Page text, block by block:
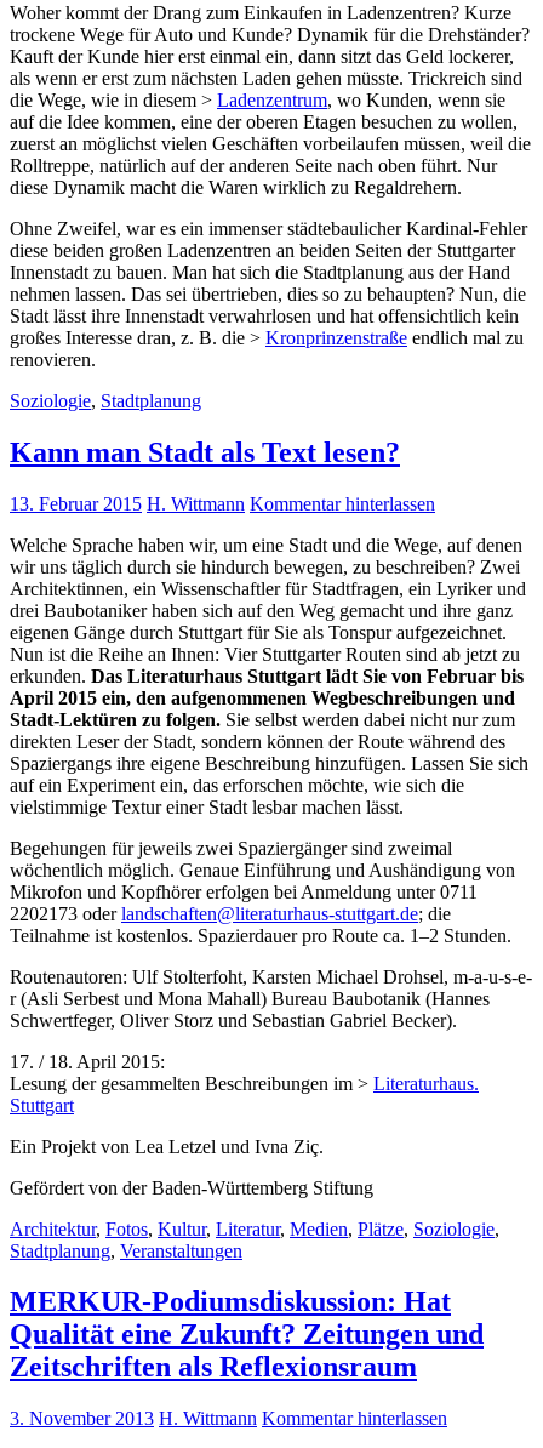
Woher kommt der Drang zum Einkaufen in Ladenzentren? Kurze
trockene Wege für Auto und Kunde? Dynamik für die Drehständer?
Kauft der Kunde hier erst einmal ein, dann sitzt das Geld lockerer,
als wenn er erst zum nächsten Laden gehen müsste. Trickreich sind
die Wege, wie in diesem > Ladenzentrum, wo Kunden, wenn sie
auf die Idee kommen, eine der oberen Etagen besuchen zu wollen,
zuerst an möglichst vielen Geschäften vorbeilaufen müssen, weil die
Rolltreppe, natürlich auf der anderen Seite nach oben führt. Nur
diese Dynamik macht die Waren wirklich zu Regaldrehern.
Ohne Zweifel, war es ein immenser städtebaulicher Kardinal-Fehler
diese beiden großen Ladenzentren an beiden Seiten der Stuttgarter
Innenstadt zu bauen. Man hat sich die Stadtplanung aus der Hand
nehmen lassen. Das sei übertrieben, dies so zu behaupten? Nun, die
Stadt lässt ihre Innenstadt verwahrlosen und hat offensichtlich kein
großes Interesse dran, z. B. die > Kronprinzenstraße endlich mal zu
renovieren.
Soziologie, Stadtplanung
Kann man Stadt als Text lesen?
13. Februar 2015 H. Wittmann Kommentar hinterlassen
Welche Sprache haben wir, um eine Stadt und die Wege, auf denen
wir uns täglich durch sie hindurch bewegen, zu beschreiben? Zwei
Architektinnen, ein Wissenschaftler für Stadtfragen, ein Lyriker und
drei Baubotaniker haben sich auf den Weg gemacht und ihre ganz
eigenen Gänge durch Stuttgart für Sie als Tonspur aufgezeichnet.
Nun ist die Reihe an Ihnen: Vier Stuttgarter Routen sind ab jetzt zu
erkunden. Das Literaturhaus Stuttgart lädt Sie von Februar bis
April 2015 ein, den aufgenommenen Wegbeschreibungen und
Stadt-Lektüren zu folgen. Sie selbst werden dabei nicht nur zum
direkten Leser der Stadt, sondern können der Route während des
Spaziergangs ihre eigene Beschreibung hinzufügen. Lassen Sie sich
auf ein Experiment ein, das erforschen möchte, wie sich die
vielstimmige Textur einer Stadt lesbar machen lässt.
Begehungen für jeweils zwei Spaziergänger sind zweimal
wöchentlich möglich. Genaue Einführung und Aushändigung von
Mikrofon und Kopfhörer erfolgen bei Anmeldung unter 0711
2202173 oderlandschaften@literaturhaus-stuttgart.de; die
Teilnahme ist kostenlos. Spazierdauer pro Route ca. 1–2 Stunden.
Routenautoren: Ulf Stolterfoht, Karsten Michael Drohsel, m-a-u-s-e-
r (Asli Serbest und Mona Mahall) Bureau Baubotanik (Hannes
Schwertfeger, Oliver Storz und Sebastian Gabriel Becker).
17. / 18. April 2015:
Lesung der gesammelten Beschreibungen im > Literaturhaus.
Stuttgart
Ein Projekt von Lea Letzel und Ivna Ziç.
Gefördert von der Baden-Württemberg Stiftung
Architektur, Fotos, Kultur, Literatur, Medien, Plätze, Soziologie,
Stadtplanung, Veranstaltungen
MERKUR-Podiumsdiskussion: Hat
Qualität eine Zukunft? Zeitungen und
Zeitschriften als Reflexionsraum
3. November 2013 H. Wittmann Kommentar hinterlassen